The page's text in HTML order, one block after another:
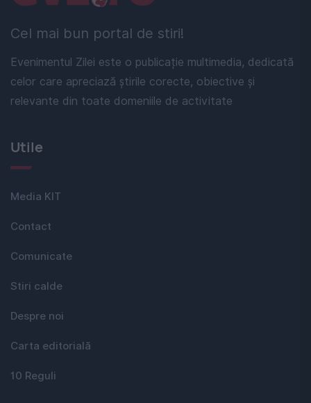
Cel mai bun portal de stiri!
Evenimentul Zilei este o publicație multimedia, dedicată
celor care apreciază știrile corecte, obiective și
relevante din toate domeniile de activitate
Utile
Media KIT
Contact
Comunicate
Stiri calde
Despre noi
Carta editorială
10 Reguli